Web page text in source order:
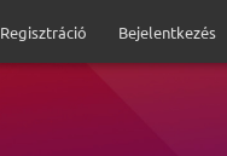
Regisztráció Bejelentkezés